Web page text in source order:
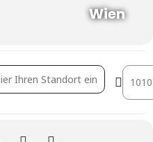
Wien
[8jbZfK8Xq]